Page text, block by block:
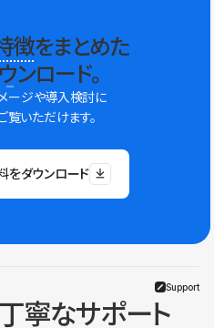
徴をまとめた
ンロード。
ージや導入検討に
覧いただけます。
をダウンロード
Support
寧なサポート